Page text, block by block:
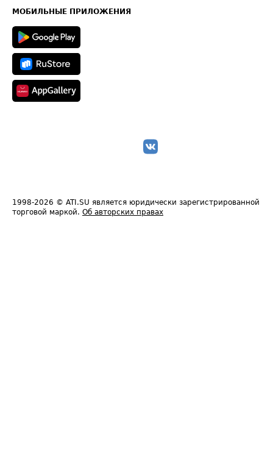
Техническая информация
МОБИЛЬНЫЕ ПРИЛОЖЕНИЯ
1998-2026 © ATI.SU является юридически зарегистрированной
торговой маркой. Об авторских правах